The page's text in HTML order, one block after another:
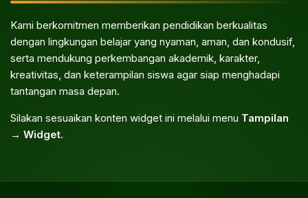
Kami berkomitmen memberikan pendidikan berkualitas
dengan lingkungan belajar yang nyaman, aman, dan kondusif,
serta mendukung perkembangan akademik, karakter,
kreativitas, dan keterampilan siswa agar siap menghadapi
tantangan masa depan.
Silakan sesuaikan konten widget ini melalui menu Tampilan
→ Widget.